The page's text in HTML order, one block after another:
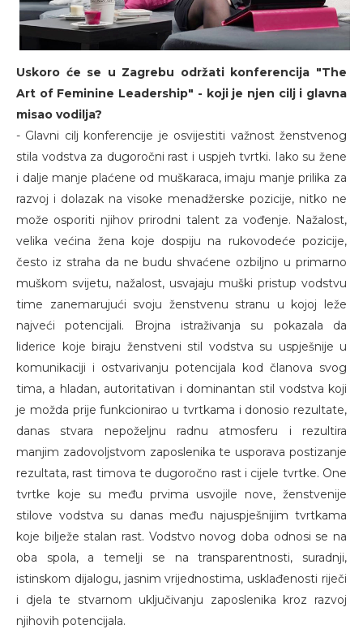
Uskoro će se u Zagrebu održati konferencija "The
Art of Feminine Leadership" - koji je njen cilj i glavna
misao vodilja?
- Glavni cilj konferencije je osvijestiti važnost ženstvenog
stila vodstva za dugoročni rast i uspjeh tvrtki. Iako su žene
i dalje manje plaćene od muškaraca, imaju manje prilika za
razvoj i dolazak na visoke menadžerske pozicije, nitko ne
može osporiti njihov prirodni talent za vođenje. Nažalost,
velika većina žena koje dospiju na rukovodeće pozicije,
često iz straha da ne budu shvaćene ozbiljno u primarno
muškom svijetu, nažalost, usvajaju muški pristup vodstvu
time zanemarujući svoju ženstvenu stranu u kojoj leže
najveći potencijali. Brojna istraživanja su pokazala da
liderice koje biraju ženstveni stil vodstva su uspješnije u
komunikaciji i ostvarivanju potencijala kod članova svog
tima, a hladan, autoritativan i dominantan stil vodstva koji
je možda prije funkcionirao u tvrtkama i donosio rezultate,
danas stvara nepoželjnu radnu atmosferu i rezultira
manjim zadovoljstvom zaposlenika te usporava postizanje
rezultata, rast timova te dugoročno rast i cijele tvrtke. One
tvrtke koje su među prvima usvojile nove, ženstvenije
stilove vodstva su danas među najuspješnijim tvrtkama
koje bilježe stalan rast. Vodstvo novog doba odnosi se na
oba spola, a temelji se na transparentnosti, suradnji,
istinskom dijalogu, jasnim vrijednostima, usklađenosti riječi
i djela te stvarnom uključivanju zaposlenika kroz razvoj
njihovih potencijala.